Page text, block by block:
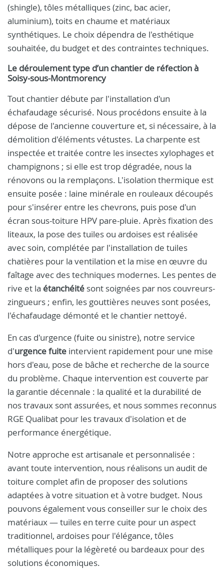
(shingle), tôles métalliques (zinc, bac acier,
aluminium), toits en chaume et matériaux
synthétiques. Le choix dépendra de l'esthétique
souhaitée, du budget et des contraintes techniques.
Le déroulement type d’un chantier de réfection à
Soisy-sous-Montmorency
Tout chantier débute par l'installation d'un
échafaudage sécurisé. Nous procédons ensuite à la
dépose de l'ancienne couverture et, si nécessaire, à la
démolition d'éléments vétustes. La charpente est
inspectée et traitée contre les insectes xylophages et
champignons ; si elle est trop dégradée, nous la
rénovons ou la remplaçons. L'isolation thermique est
ensuite posée : laine minérale en rouleaux découpés
pour s'insérer entre les chevrons, puis pose d'un
écran sous-toiture HPV pare-pluie. Après fixation des
liteaux, la pose des tuiles ou ardoises est réalisée
avec soin, complétée par l'installation de tuiles
chatières pour la ventilation et la mise en œuvre du
faîtage avec des techniques modernes. Les pentes de
rive et la étanchéité sont soignées par nos couvreurs-
zingueurs ; enfin, les gouttières neuves sont posées,
l'échafaudage démonté et le chantier nettoyé.
En cas d'urgence (fuite ou sinistre), notre service
d'urgence fuite intervient rapidement pour une mise
hors d'eau, pose de bâche et recherche de la source
du problème. Chaque intervention est couverte par
la garantie décennale : la qualité et la durabilité de
nos travaux sont assurées, et nous sommes reconnus
RGE Qualibat pour les travaux d'isolation et de
performance énergétique.
Notre approche est artisanale et personnalisée :
avant toute intervention, nous réalisons un audit de
toiture complet afin de proposer des solutions
adaptées à votre situation et à votre budget. Nous
pouvons également vous conseiller sur le choix des
matériaux — tuiles en terre cuite pour un aspect
traditionnel, ardoises pour l'élégance, tôles
métalliques pour la légèreté ou bardeaux pour des
solutions économiques.